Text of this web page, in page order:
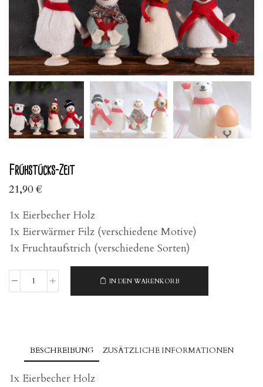
Frühstücks-Zeit
21,90€
1x Eierbecher Holz
1x Eierwärmer Filz (verschiedene Motive)
1x Fruchtaufstrich (verschiedene Sorten)
Frühstücks-
IN DEN WARENKORB
BESCHREIBUNG ZUSÄTZLICHE INFORMATIONEN
1x Eierbecher Holz